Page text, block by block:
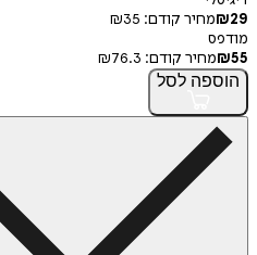
קודם:
₪35
קודם:
₪76.3
לסל